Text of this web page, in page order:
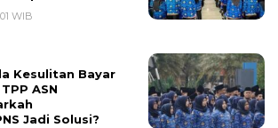
WIB
Kesulitan Bayar
ASN
Jadi Solusi?